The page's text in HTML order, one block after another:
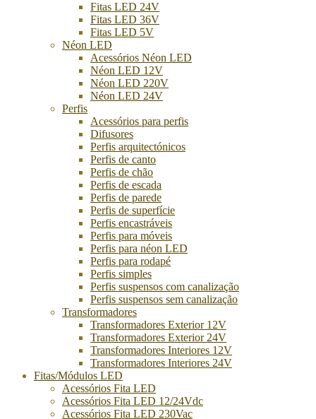
Fitas LED 24V
Fitas LED 36V
Fitas LED 5V
Néon LED
Acessórios Néon LED
Néon LED 12V
Néon LED 220V
Néon LED 24V
Perfis
Acessórios para perfis
Difusores
Perfis arquitectónicos
Perfis de canto
Perfis de chão
Perfis de escada
Perfis de parede
Perfis de superfície
Perfis encastráveis
Perfis para móveis
Perfis para néon LED
Perfis para rodapé
Perfis simples
Perfis suspensos com canalização
Perfis suspensos sem canalização
Transformadores
Transformadores Exterior 12V
Transformadores Exterior 24V
Transformadores Interiores 12V
Transformadores Interiores 24V
Fitas/Módulos LED
Acessórios Fita LED
Acessórios Fita LED 12/24Vdc
Acessórios Fita LED 230Vac